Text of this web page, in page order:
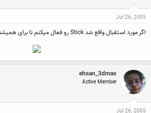
Jul 26, 2005
اگر مورد استقبال واقع شد Stick رو فعال میکنم تا برای همیشه بالا بمونه .
ehsan_3dmax
Active Member
Jul 26, 2005